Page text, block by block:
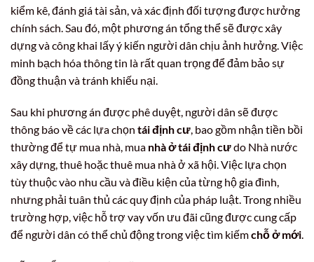
kiểm kê, đánh giá tài sản, và xác định đối tượng được hưởng
chính sách. Sau đó, một phương án tổng thể sẽ được xây
dựng và công khai lấy ý kiến người dân chịu ảnh hưởng. Việc
minh bạch hóa thông tin là rất quan trọng để đảm bảo sự
đồng thuận và tránh khiếu nại.
Sau khi phương án được phê duyệt, người dân sẽ được
thông báo về các lựa chọn tái định cư, bao gồm nhận tiền bồi
thường để tự mua nhà, mua nhà ở tái định cưdo Nhà nước
xây dựng, thuê hoặc thuê mua nhà ở xã hội. Việc lựa chọn
tùy thuộc vào nhu cầu và điều kiện của từng hộ gia đình,
nhưng phải tuân thủ các quy định của pháp luật. Trong nhiều
trường hợp, việc hỗ trợ vay vốn ưu đãi cũng được cung cấp
để người dân có thể chủ động trong việc tìm kiếmchỗ ở mới.